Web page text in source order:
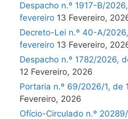
Despacho n.º 1917-B/
fevereiro 13 Fevereiro,
Decreto-Lei n.º 40-A/
fevereiro 13 Fevereiro,
Despacho n.º 1782/2026,
12 Fevereiro, 2026
Portaria n.º 69/2026/1, de
Fevereiro, 2026
Ofício-Circulado n.º